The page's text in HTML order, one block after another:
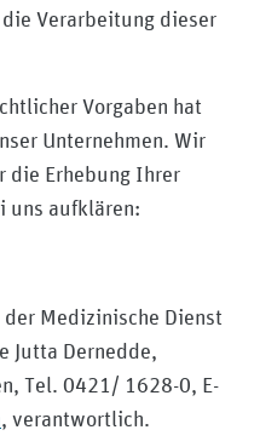
Verarbeitung dieser
Vorgaben hat
Unternehmen. Wir
die Erhebung Ihrer
uns aufklären:
Medizinische Dienst
Jutta Dernedde,
Tel. 0421/ 1628-0, E-
, verantwortlich.